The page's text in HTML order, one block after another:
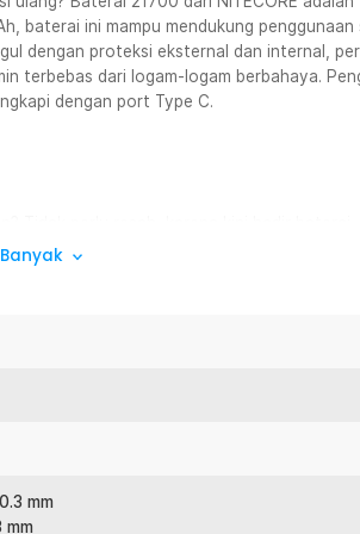
baterai ini mampu mendukung penggunaan
dengan proteksi eksternal dan internal,
terbebas dari logam-logam berbahaya.
dengan port Type C.
besar untuk mendukung penggunaan
untuk Anda yang sering menggunakan
kabel Type C atau menggunakan charger
akan mudah panas. Cocok digunakan untuk
listrik tinggi.
mm
mm